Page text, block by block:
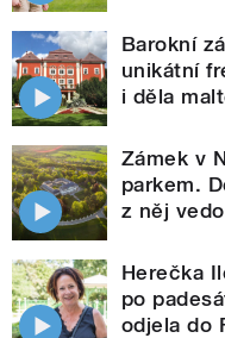
Barokní
unikátní
i děla
Zámek v
parkem.
z něj
Herečka
po
odjela do